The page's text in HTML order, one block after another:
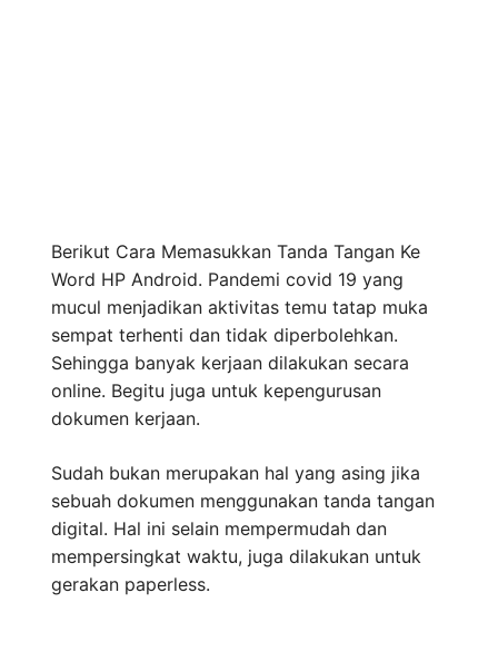
Berikut Cara Memasukkan Tanda Tangan Ke
Word HP Android. Pandemi covid 19 yang
mucul menjadikan aktivitas temu tatap muka
sempat terhenti dan tidak diperbolehkan.
Sehingga banyak kerjaan dilakukan secara
online. Begitu juga untuk kepengurusan
dokumen kerjaan.
Sudah bukan merupakan hal yang asing jika
sebuah dokumen menggunakan tanda tangan
digital. Hal ini selain mempermudah dan
mempersingkat waktu, juga dilakukan untuk
gerakan paperless.